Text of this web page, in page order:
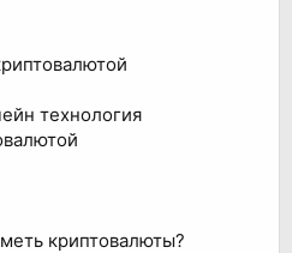
технология
криптовалюты?